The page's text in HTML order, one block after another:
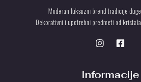
Moderan luksuzni brend tradicije
Dekorativni i upotrebni predmeti od
Informacije